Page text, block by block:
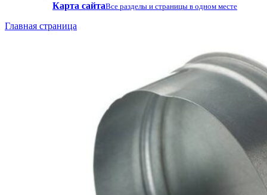
Карта сайтаВсе разделы и страницы в одном месте
Главная страница